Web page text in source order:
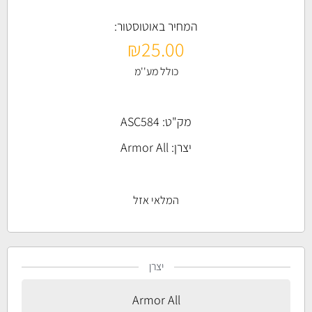
המחיר באוטוסטור:
₪25.00
כולל מע''מ
מק"ט: ASC584
יצרן: Armor All
המלאי אזל
יצרן
Armor All